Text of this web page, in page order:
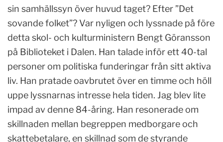
sin samhällssyn över huvud taget? Efter ”Det
sovande folket”? Var nyligen och lyssnade på före
detta skol- och kulturministern Bengt Göransson
på Biblioteket i Dalen. Han talade inför ett 40-tal
personer om politiska funderingar från sitt aktiva
liv. Han pratade oavbrutet över en timme och höll
uppe lyssnarnas intresse hela tiden. Jag blev lite
impad av denne 84-åring. Han resonerade om
skillnaden mellan begreppen medborgare och
skattebetalare, en skillnad som de styrande